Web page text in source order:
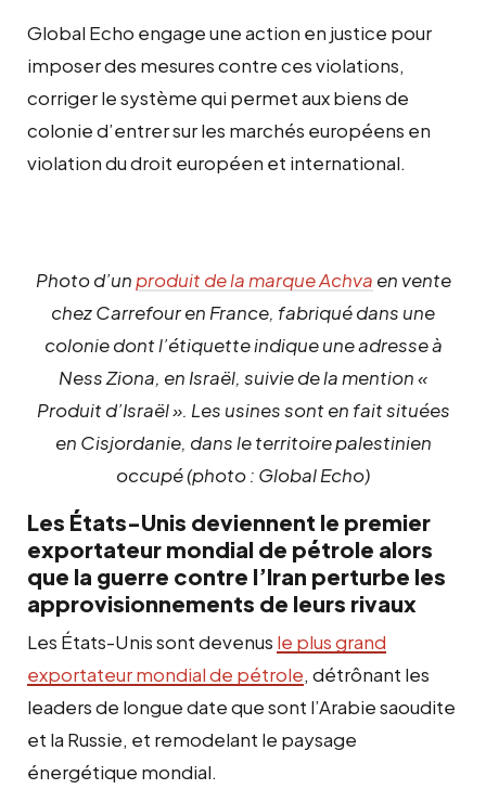
Global Echo engage une action en justice pour
imposer des mesures contre ces violations,
corriger le système qui permet aux biens de
colonie d’entrer sur les marchés européens en
violation du droit européen et international.
Photo d’unproduit de la marque Achva en vente
chez Carrefour en France, fabriqué dans une
colonie dont l’étiquette indique une adresse à
Ness Ziona, en Israël, suivie de la mention «
Produit d’Israël ». Les usines sont en fait situées
en Cisjordanie, dans le territoire palestinien
occupé (photo : Global Echo)
Les États-Unis deviennent le premier
exportateur mondial de pétrole alors
que la guerre contre l’Iran perturbe les
approvisionnements de leurs rivaux
Les États-Unis sont devenus le plus grand
exportateur mondial de pétrole, détrônant les
leaders de longue date que sont l’Arabie saoudite
et la Russie, et remodelant le paysage
énergétique mondial.